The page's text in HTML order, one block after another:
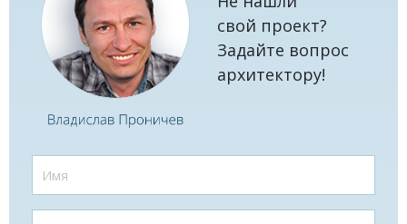
свой проект?
Задайте вопрос
архитектору!